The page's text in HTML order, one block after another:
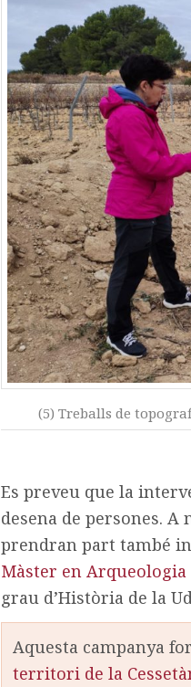
(5) Treballs de
Es preveu que la
desena de persones.
prendran part també
Màster en Arqueologia
grau d’Història de la
Aquesta campanya
territori de la